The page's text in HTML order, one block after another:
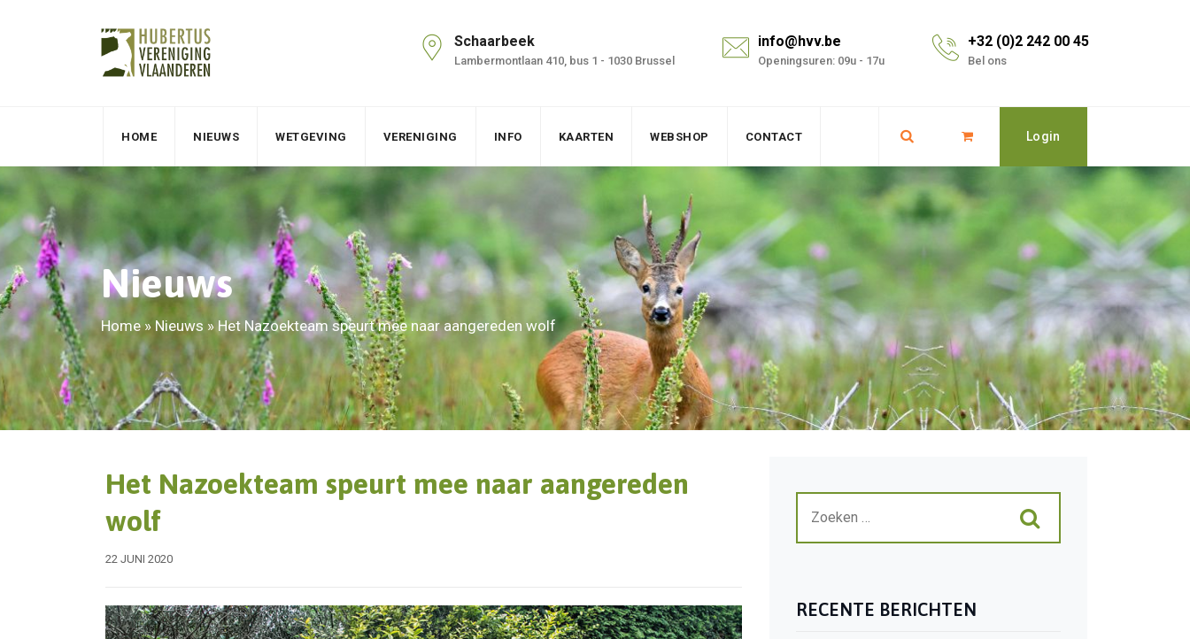
Schaarbeek
Lambermontlaan 410, bus 1 - 1030 Brussel
info@hvv.be
Openingsuren: 09u - 17u
+32 (0)2 242 00 45
Bel ons
HOME NIEUWS WETGEVING VERENIGING INFO KAARTEN WEBSHOP CONTACT Login
Nieuws
Home» Nieuws » Het Nazoekteam speurt mee naar aangereden wolf
Het Nazoekteam speurt mee naar aangereden
wolf
22 JUNI 2020
RECENTE BERICHTEN